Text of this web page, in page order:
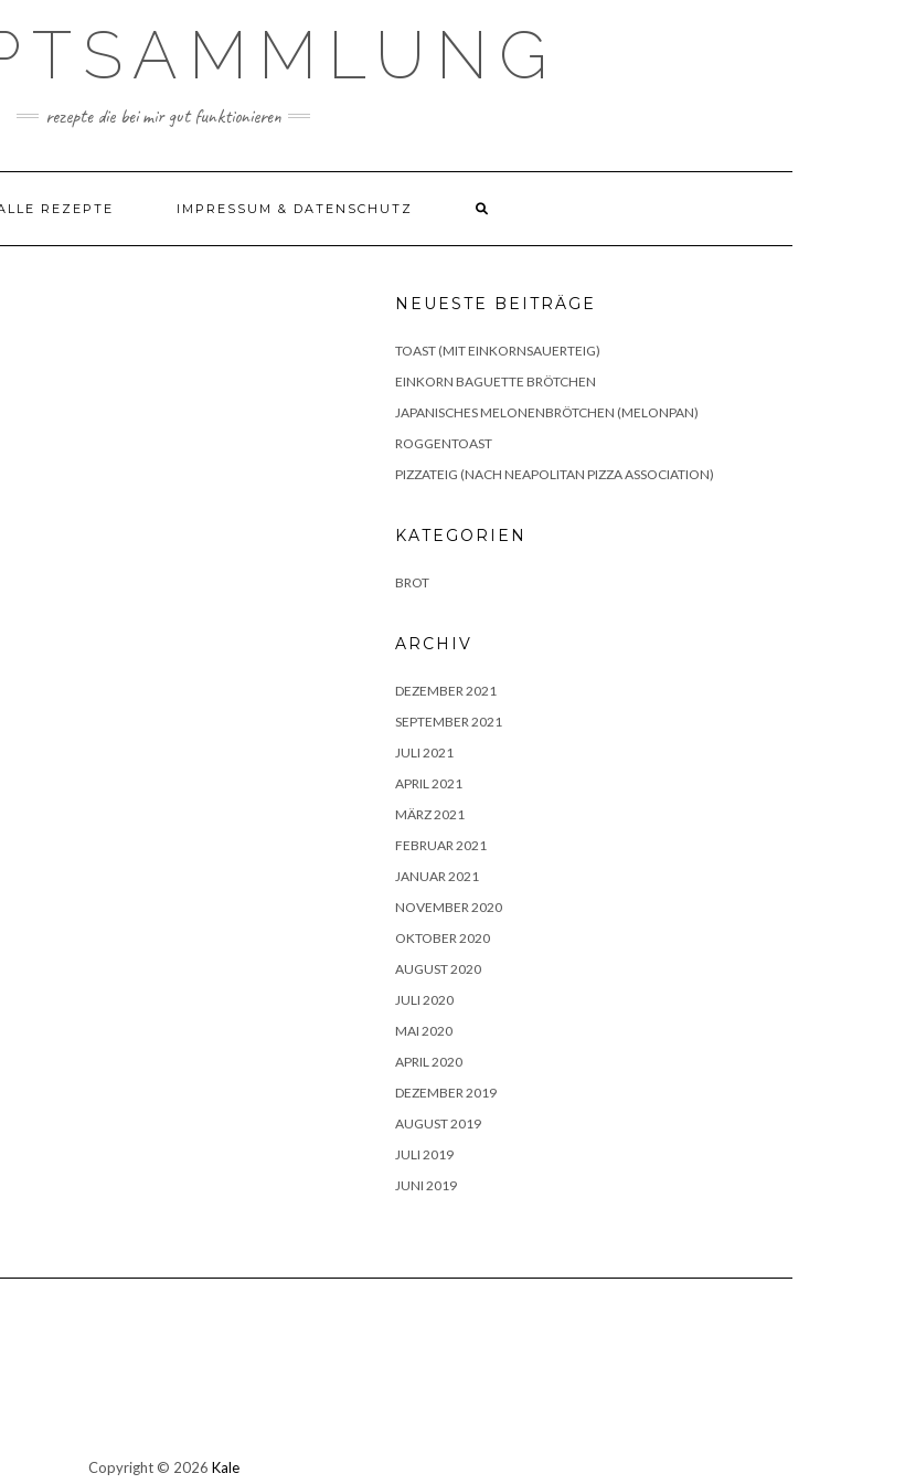
rezepte die bei mir gut funktionieren
REZEPTE IMPRESSUM & DATENSCHUTZ
NEUESTE BEITRÄGE
TOAST (MIT EINKORNSAUERTEIG)
EINKORN BAGUETTE BRÖTCHEN
JAPANISCHES MELONENBRÖTCHEN (MELONPAN)
ROGGENTOAST
PIZZATEIG (NACH NEAPOLITAN PIZZA ASSOCIATION)
KATEGORIEN
BROT
ARCHIV
DEZEMBER 2021
SEPTEMBER 2021
JULI 2021
APRIL 2021
MÄRZ 2021
FEBRUAR 2021
JANUAR 2021
NOVEMBER 2020
OKTOBER 2020
AUGUST 2020
JULI 2020
MAI 2020
APRIL 2020
DEZEMBER 2019
AUGUST 2019
JULI 2019
JUNI 2019
Copyright © 2026 Kale